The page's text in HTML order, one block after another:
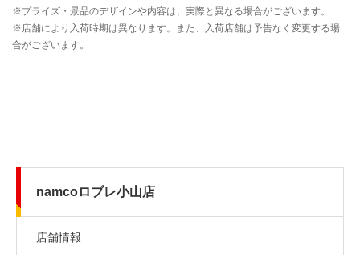
namcoロブレ小山店
店舗情報